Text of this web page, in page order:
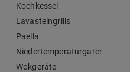
Kochkessel
Lavasteingrills
Paella
Niedertemperaturgarer
Wokgeräte